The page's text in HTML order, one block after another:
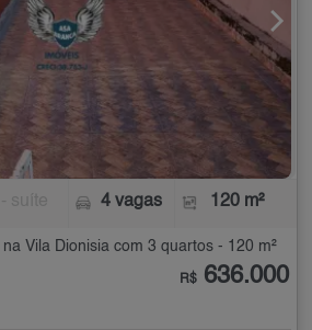
4 vagas 120 m²
Vila Dionisia com 3 quartos - 120 m²
R$ 636.000